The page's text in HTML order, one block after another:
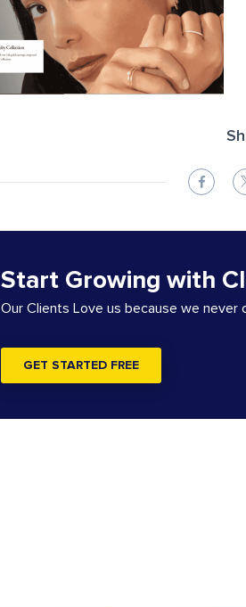
Start Growing with
Our Clients Love us because we never
GET STARTED FREE